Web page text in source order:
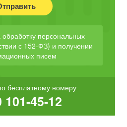
персональных
с 152-ФЗ) и получении
писем
бесплатному номеру
101-45-12